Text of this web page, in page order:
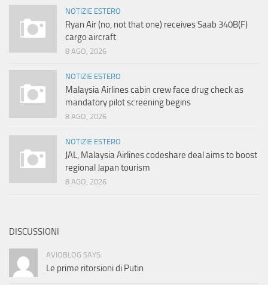
NOTIZIE ESTERO
Ryan Air (no, not that one) receives Saab 340B(F)
cargo aircraft
8 AGO, 2026
NOTIZIE ESTERO
Malaysia Airlines cabin crew face drug check as
mandatory pilot screening begins
8 AGO, 2026
NOTIZIE ESTERO
JAL, Malaysia Airlines codeshare deal aims to boost
regional Japan tourism
8 AGO, 2026
DISCUSSIONI
AVIOBLOG SAYS:
Le prime ritorsioni di Putin